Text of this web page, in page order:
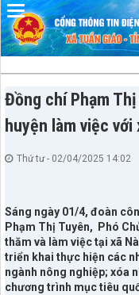
Đồng chí Phạm
huyện làm việc với
Thứ tư - 02/04/2025 14:02
Sáng ngày 01/4, đoàn
Phạm Thị Tuyên, Phó
thăm và làm việc tại xã
triển khai thực hiện các
ngành nông nghiệp; xóa
chương trình mục tiêu
Đã kết nối EMC